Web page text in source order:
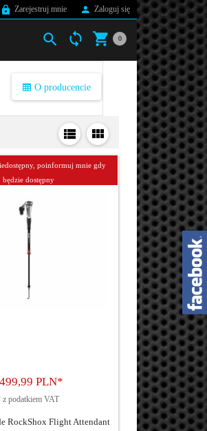
Zarejestruj mnie Zaloguj się
0
O producencie
poinformuj mnie gdy
będzie dostępny
99 PLN*
z podatkiem VAT
RockShox Flight Attendant